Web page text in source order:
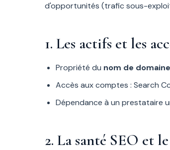
d'opportunités (trafic sous-
1. Les actifs et les
Propriété du nom de domaine
Accès aux comptes : Search
Dépendance à un prestataire
2. La santé SEO et